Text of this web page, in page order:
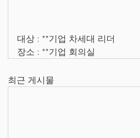
대상 : **기업 차세대 리더
장소 : **기업 회의실
최근 게시물